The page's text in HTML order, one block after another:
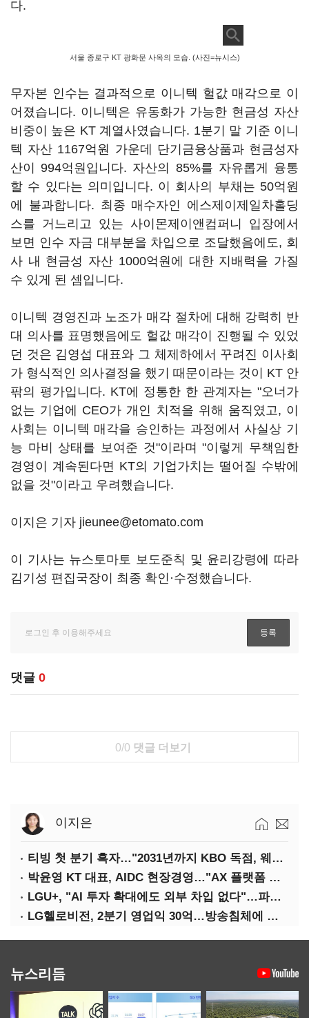
다.
서울 종로구 KT 광화문 사옥의 모습. (사진=뉴시스)
무자본 인수는 결과적으로 이니텍 헐값 매각으로 이
어졌습니다. 이니텍은 유동화가 가능한 현금성 자산
비중이 높은 KT 계열사였습니다. 1분기 말 기준 이니
텍 자산 1167억원 가운데 단기금융상품과 현금성자
산이 994억원입니다. 자산의 85%를 자유롭게 융통
할 수 있다는 의미입니다. 이 회사의 부채는 50억원
에 불과합니다. 최종 매수자인 에스제이제일차홀딩
스를 거느리고 있는 사이몬제이앤컴퍼니 입장에서
보면 인수 자금 대부분을 차입으로 조달했음에도, 회
사 내 현금성 자산 1000억원에 대한 지배력을 가질
수 있게 된 셈입니다.
이니텍 경영진과 노조가 매각 절차에 대해 강력히 반
대 의사를 표명했음에도 헐값 매각이 진행될 수 있었
던 것은 김영섭 대표와 그 체제하에서 꾸려진 이사회
가 형식적인 의사결정을 했기 때문이라는 것이 KT 안
팎의 평가입니다. KT에 정통한 한 관계자는 "오너가
없는 기업에 CEO가 개인 치적을 위해 움직였고, 이
사회는 이니텍 매각을 승인하는 과정에서 사실상 기
능 마비 상태를 보여준 것"이라며 "이렇게 무책임한
경영이 계속된다면 KT의 기업가치는 떨어질 수밖에
없을 것"이라고 우려했습니다.
이지은 기자 jieunee@etomato.com
이 기사는 뉴스토마토 보도준칙 및 윤리강령에 따라
김기성 편집국장이 최종 확인·수정했습니다.
댓글 0
0/0 댓글 더보기
이지은
티빙 첫 분기 흑자…"2031년까지 KBO 독점, 웨이브 합병도 속도"
박윤영 KT 대표, AIDC 현장경영…"AX 플랫폼 핵심 인프라로 키운다"
LGU+, "AI 투자 확대에도 외부 차입 없다"…파주 AIDC 수익성 자신
LG헬로비전, 2분기 영업익 30억…방송침체에 교육용 단말 시장도 축소
뉴스리듬